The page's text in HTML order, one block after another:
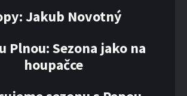
Jakub Novotný
Plnou: Sezona jako na
houpačce